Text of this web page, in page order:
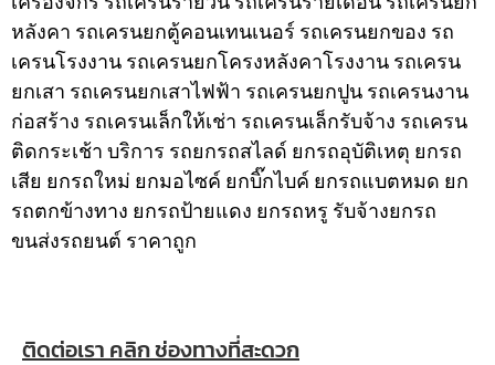
หลังคา รถเครนยกตู้คอนเทนเนอร์ รถเครนยกของ รถ
เครนโรงงาน รถเครนยกโครงหลังคาโรงงาน รถเครน
ยกเสา รถเครนยกเสาไฟฟ้า รถเครนยกปูน รถเครนงาน
ก่อสร้าง รถเครนเล็กให้เช่า รถเครนเล็กรับจ้าง รถเครน
ติดกระเช้าบริการ รถยกรถสไลด์ ยกรถอุบัติเหตุ ยกรถ
เสีย ยกรถใหม่ ยกมอไซค์ ยกบิ๊กไบค์ ยกรถแบตหมด ยก
รถตกข้างทาง ยกรถป้ายแดง ยกรถหรู รับจ้างยกรถ
ขนส่งรถยนต์ ราคาถูก
ติดต่อเรา คลิก ช่องทางที่สะดวก